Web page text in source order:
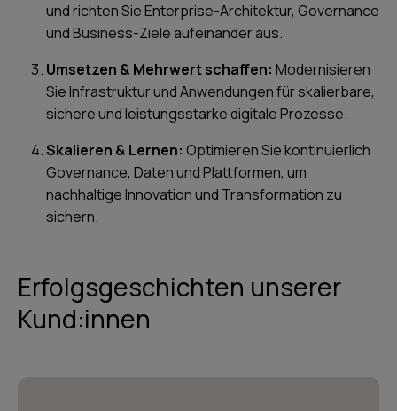
und richten Sie Enterprise-Architektur, Governance
und Business-Ziele aufeinander aus.
Umsetzen & Mehrwert schaffen: Modernisieren
Sie Infrastruktur und Anwendungen für skalierbare,
sichere und leistungsstarke digitale Prozesse.
Skalieren & Lernen: Optimieren Sie kontinuierlich
Governance, Daten und Plattformen, um
nachhaltige Innovation und Transformation zu
sichern.
Erfolgsgeschichten unserer
Kund:innen